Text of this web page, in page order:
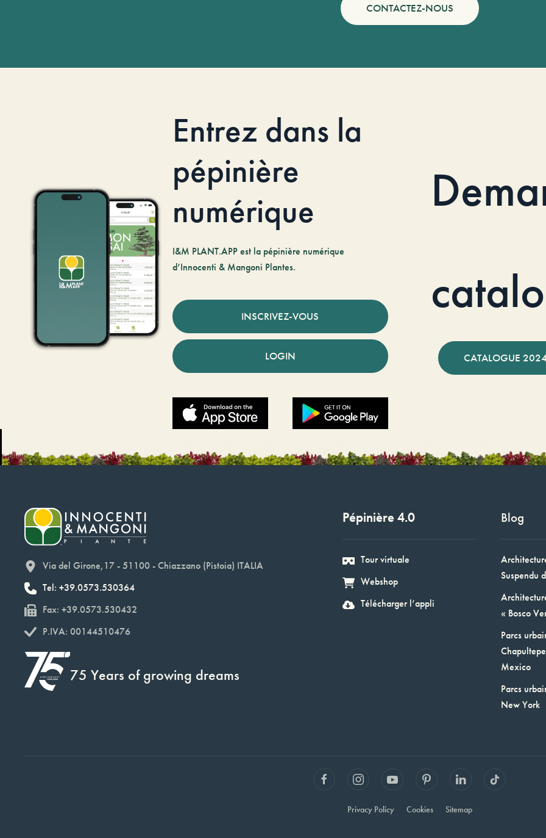
CONTACTEZ-NOUS
Entrez dans la
pépinière
numérique
I&M PLANT.APP est la pépinière numérique
d’Innocenti & Mangoni Plantes.
INSCRIVEZ-VOUS
LOGIN CATALOGUE
Via del Girone,17 - 51100 - Chiazzano (Pistoia) ITALIA
Tel: +39.0573.530364
Fax: +39.0573.530432
P.IVA: 00144510476
75 Years of growing dreams
Pépinière 4.0
Tour virtuale
Webshop
Télécharger l’appli
Blog
Suspendu
« Bosco
Parcs
Mexico
Parcs
New York
Privacy Policy Cookies Sitemap